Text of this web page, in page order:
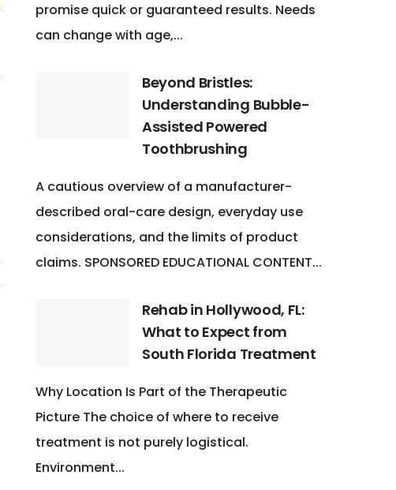
promise quick or guaranteed results. Needs
can change with age,...
Beyond Bristles:
Understanding Bubble-
Assisted Powered
Toothbrushing
A cautious overview of a manufacturer-
described oral-care design, everyday use
considerations, and the limits of product
claims. SPONSORED EDUCATIONAL CONTENT...
Rehab in Hollywood, FL:
What to Expect from
South Florida Treatment
Why Location Is Part of the Therapeutic
Picture The choice of where to receive
treatment is not purely logistical.
Environment...